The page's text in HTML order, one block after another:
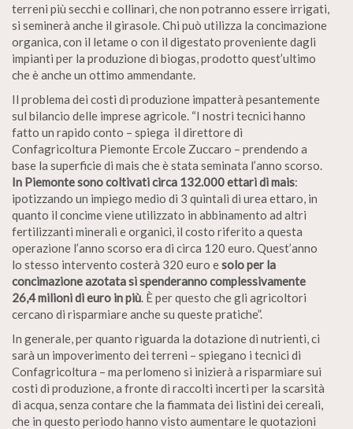
terreni più secchi e collinari, che non potranno essere irrigati,
si seminerà anche il girasole. Chi può utilizza la concimazione
organica, con il letame o con il digestato proveniente dagli
impianti per la produzione di biogas, prodotto quest’ultimo
che è anche un ottimo ammendante.
Il problema dei costi di produzione impatterà pesantemente
sul bilancio delle imprese agricole. “I nostri tecnici hanno
fatto un rapido conto – spiega il direttore di
Confagricoltura Piemonte Ercole Zuccaro – prendendo a
base la superficie di mais che è stata seminata l’anno scorso.
In Piemonte sono coltivati circa 132.000 ettari di mais:
ipotizzando un impiego medio di 3 quintali di urea ettaro, in
quanto il concime viene utilizzato in abbinamento ad altri
fertilizzanti minerali e organici, il costo riferito a questa
operazione l’anno scorso era di circa 120 euro. Quest’anno
lo stesso intervento costerà 320 euro esolo per la
concimazione azotata si spenderanno complessivamente
26,4 milioni di euro in più. È per questo che gli agricoltori
cercano di risparmiare anche su queste pratiche”.
In generale, per quanto riguarda la dotazione di nutrienti, ci
sarà un impoverimento dei terreni – spiegano i tecnici di
Confagricoltura – ma perlomeno si inizierà a risparmiare sui
costi di produzione, a fronte di raccolti incerti per la scarsità
di acqua, senza contare che la fiammata dei listini dei cereali,
che in questo periodo hanno visto aumentare le quotazioni